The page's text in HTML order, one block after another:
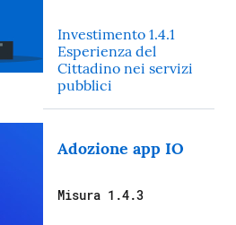
Investimento 1.4.1
Esperienza del
Cittadino nei servizi
pubblici
Adozione app IO
Misura 1.4.3